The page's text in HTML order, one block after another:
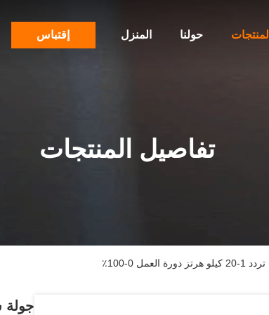
المنزل حولنا المنتجات إقتباس
تفاصيل المنتجات